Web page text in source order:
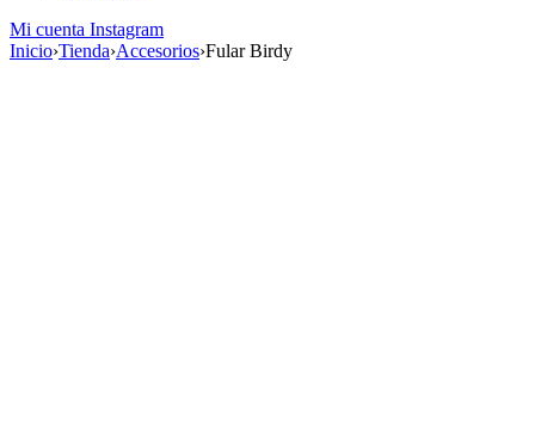
Mi cuenta Instagram
Inicio›Tienda›Accesorios›Fular Birdy